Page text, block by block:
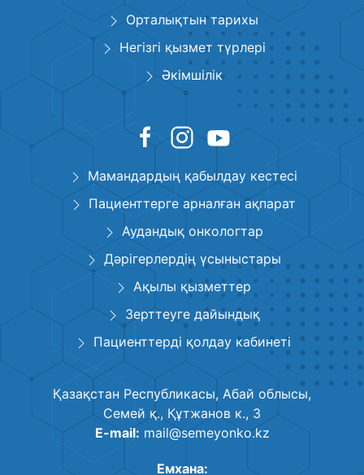
Орталықтын тарихы
Негізгі қызмет түрлері
Әкімшілік
Мамандардың қабылдау кестесі
Пациенттерге арналған ақпарат
Аудандық онкологтар
Дәрігерлердің үсыныстары
Ақылы қызметтер
Зерттеуге дайындық
Пациенттерді қолдау кабинеті
Қазақстан Республикасы, Абай облысы,
Семей қ., Құтжанов к., 3
E-mail: mail@semeyonko.kz
Емхана: